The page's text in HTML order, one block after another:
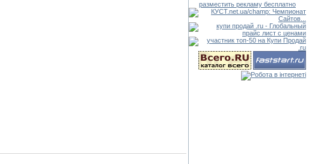
разместить рекламу бесплатно